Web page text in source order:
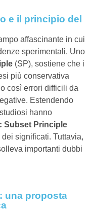
e il principio del
affascinante in cui
sperimentali. Uno
(SP), sostiene che i
più conservativa
così errori difficili da
Estendendo
hanno
Subset Principle
significati. Tuttavia,
importanti dubbi
una proposta